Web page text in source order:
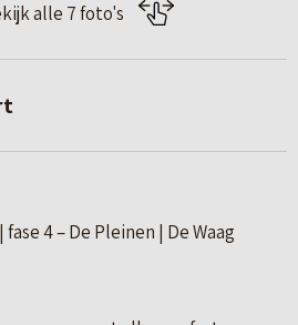
alle 7 foto's
4 – De Pleinen | De Waag